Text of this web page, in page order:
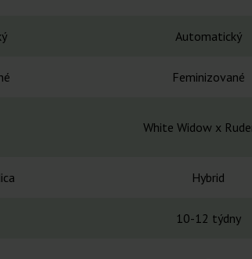
Automatický
Feminizované
White Widow x
Hybrid
10-12 týdny